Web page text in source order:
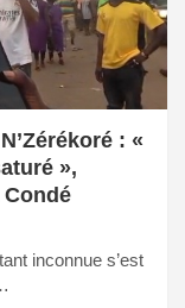
: «
»,
inconnue s’est